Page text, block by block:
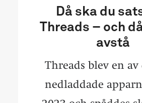
Då ska du
Threads – och
avstå
Threads blev en av
nedladdade